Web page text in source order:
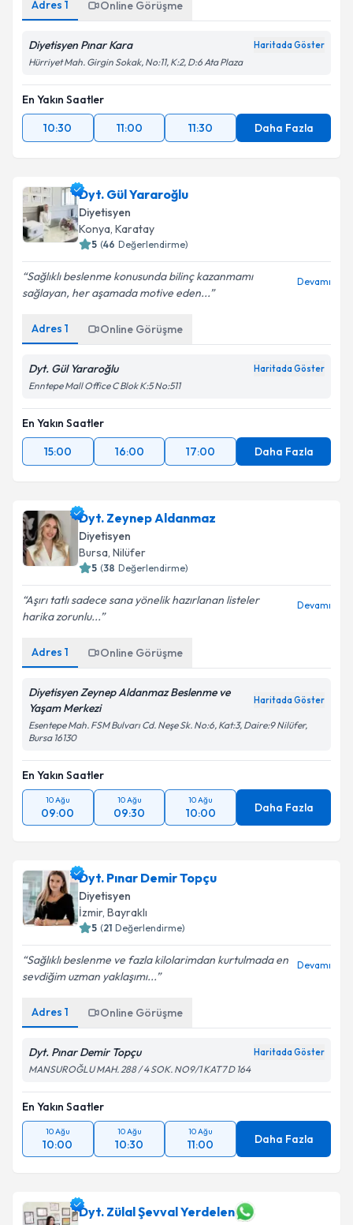
Adres 1 Online Görüşme
Diyetisyen Pınar Kara Haritada Göster
Hürriyet Mah. Girgin Sokak, No:11, K:2, D:6 Ata Plaza
En Yakın Saatler
10:30
11:00 11:30 Daha Fazla
Dyt. Gül Yararoğlu
Diyetisyen
Konya, Karatay
5 (46 Değerlendirme)
Sağlıklı beslenme konusunda bilinç kazanmamı
sağlayan, her aşamada motive eden...
Devamı
Adres 1 Online Görüşme
Dyt. Gül Yararoğlu Haritada Göster
Enntepe Mall Office C Blok K:5 No:511
En Yakın Saatler
15:00
16:00 17:00 Daha Fazla
Dyt. Zeynep Aldanmaz
Diyetisyen
Bursa, Nilüfer
5 (38 Değerlendirme)
Aşırı tatlı sadece sana yönelik hazırlanan listeler
harika zorunlu...
Devamı
Adres 1 Online Görüşme
Diyetisyen Zeynep Aldanmaz Beslenme ve
Yaşam Merkezi
Haritada Göster
Esentepe Mah. FSM Bulvarı Cd. Neşe Sk. No:6, Kat:3, Daire:9 Nilüfer,
Bursa 16130
En Yakın Saatler
10 Ağu
09:00
10 Ağu
09:30
10 Ağu
10:00 Daha Fazla
Dyt. Pınar Demir Topçu
Diyetisyen
İzmir, Bayraklı
5 (21 Değerlendirme)
Sağlıklı beslenme ve fazla kilolarimdan kurtulmada en
sevdiğim uzman yaklaşımı...
Devamı
Adres 1 Online Görüşme
Dyt. Pınar Demir Topçu Haritada Göster
MANSUROĞLU MAH. 288 / 4 SOK. NO9/1 KAT7 D 164
En Yakın Saatler
10 Ağu
10:00
10 Ağu
10:30
10 Ağu
11:00 Daha Fazla
Dyt. Zülal Şevval Yerdelen